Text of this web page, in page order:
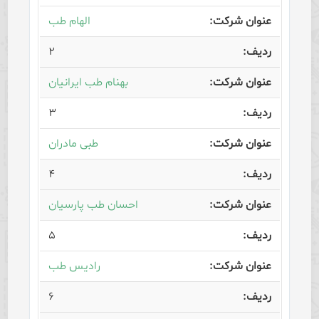
الهام طب
۲
بهنام طب ایرانیان
۳
طبی مادران
۴
احسان طب پارسیان
۵
رادیس طب
۶